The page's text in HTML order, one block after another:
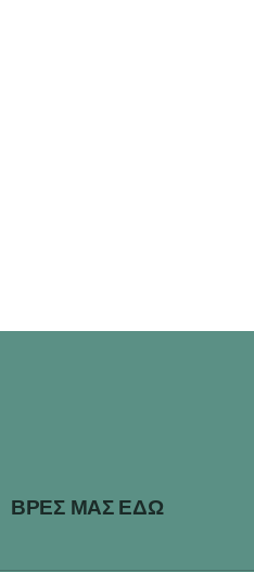
ΒΡΕΣ ΜΑΣ ΕΔΩ